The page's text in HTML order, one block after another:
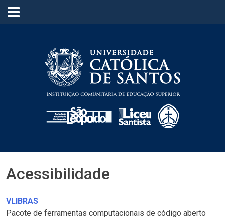
≡
Acessibilidade
VLIBRAS
Pacote de ferramentas computacionais de código aberto